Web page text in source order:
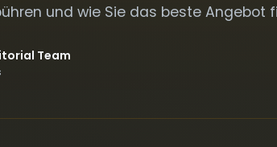
und wie Sie das beste Angebot
Team